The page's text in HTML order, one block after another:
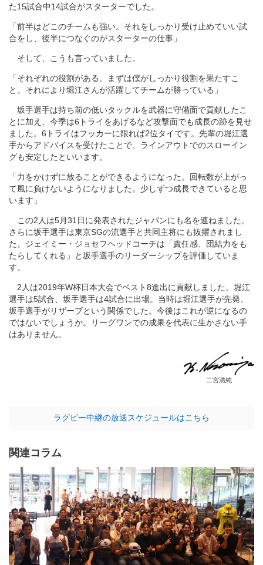
た15試合中14試合がスターターでした。
「前半はどこのチームも強い。それをしっかり受け止めていい試
合をし、後半につなぐのがスターターの仕事」
そして、こうも言っていました。
「それぞれの役割がある。まずは僕がしっかり役割を果たすこ
と。それにより堀江さんが活躍してチームが勝っている」
坂手選手は持ち前の低いタックルを武器に守備面で貢献したこ
とに加え、今季は6トライをあげるなど攻撃面でも成長の跡を見せ
ました。6トライはフッカーに限れば2位タイです。先輩の堀江選
手からアドバイスを受けたことで、ラインアウトでのスローイン
グも安定したといいます。
「力をかけずに放ることができるようになった。回転数が上がっ
て風に負けないようになりました。少しずつ成長できていると思
います」
この2人は5月31日に発表されたジャパンにも名を連ねました。
さらに坂手選手は東京SGの流選手と共同主将にも抜擢されまし
た。ジェイミー・ジョセフヘッドコーチは「責任感、団結力をも
たらしてくれる」と坂手選手のリーダーシップを評価していま
す。
2人は2019年W杯日本大会でベスト8進出に貢献しました。堀江
選手は5試合、坂手選手は4試合に出場。当時は堀江選手が先発、
坂手選手がリザーブという関係でした。今後はこれが逆になるの
ではないでしょうか。リーグワンでの成果を代表に生かさない手
はありません。
二宮清純
ラグビー中継の放送スケジュールはこちら
関連コラム